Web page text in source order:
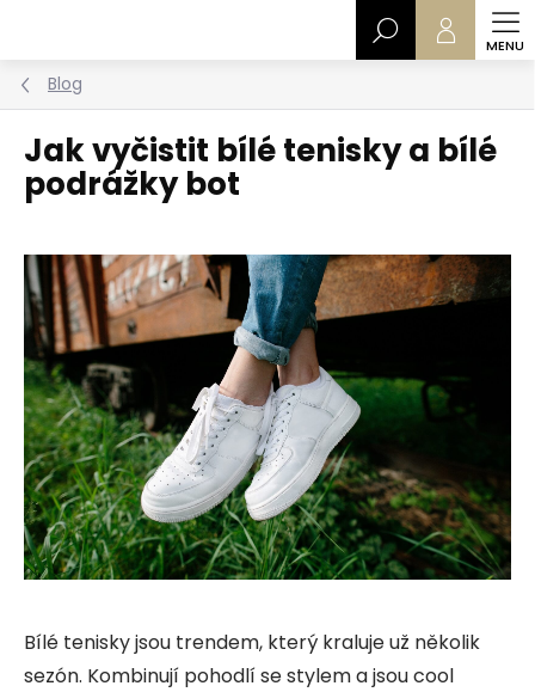
Hledat
Blog
Jak vyčistit bílé tenisky a bílé
podrážky bot
Bílé tenisky jsou trendem, který kraluje už několik
sezón. Kombinují pohodlí se stylem a jsou cool